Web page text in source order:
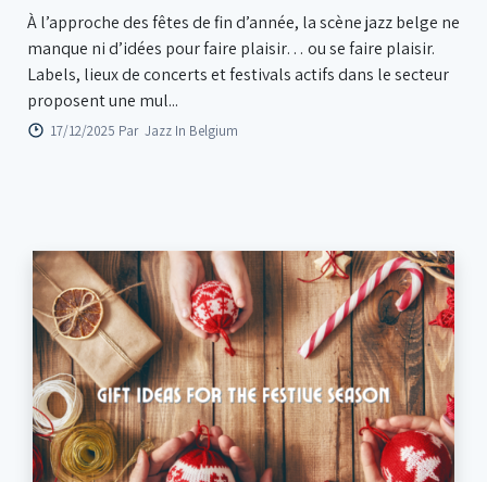
À l’approche des fêtes de fin d’année, la scène jazz belge ne
manque ni d’idées pour faire plaisir… ou se faire plaisir.
Labels, lieux de concerts et festivals actifs dans le secteur
proposent une mul...
17/12/2025 Par Jazz In Belgium